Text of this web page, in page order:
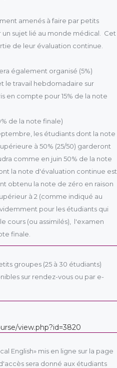
amenés à faire par petits
un sujet lié au monde médical. Cet
de leur évaluation continue.
également organisé (5%)
le travail hebdomadaire sur
en compte pour 15% de la note
de la note finale)
les étudiants dont la note
à 50% (25/50) garderont
comme en juin 50% de la note
la note d'évaluation continue est
obtenu la note de zéro en raison
à 2 (comme indiqué au
pour les étudiants qui
cours (ou assimilés), l'examen
finale.
groupes (25 à 30 étudiants)
sur rendez-vous ou par e-
view.php?id=3820
English» mis en ligne sur la page
sera donné aux étudiants